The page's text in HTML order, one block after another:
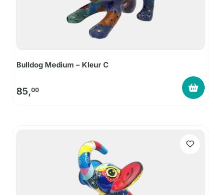
Bulldog Medium – Kleur C
85,00